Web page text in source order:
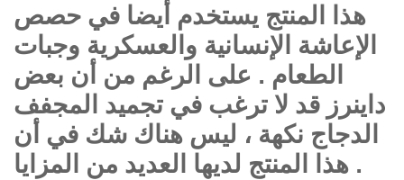
هذا المنتج يستخدم أيضا في حصص
الإعاشة الإنسانية والعسكرية وجبات
الطعام . على الرغم من أن بعض
داينرز قد لا ترغب في تجميد المجفف
الدجاج نكهة ، ليس هناك شك في أن
هذا المنتج لديها العديد من المزايا .